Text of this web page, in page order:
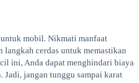
mobil. Nikmati manfaat
cerdas untuk memastikan
ini, Anda dapat menghindari biaya
Jadi, jangan tunggu sampai karat